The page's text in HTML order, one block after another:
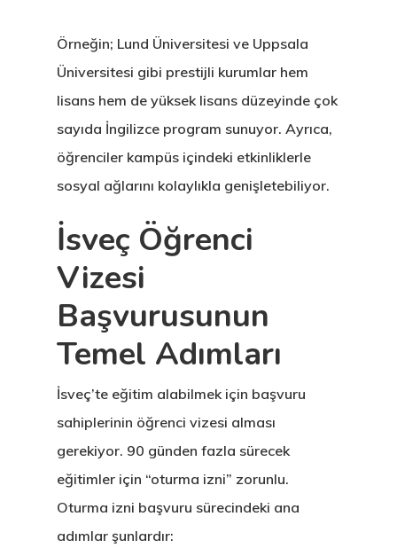
Örneğin; Lund Üniversitesi ve Uppsala
Üniversitesi gibi prestijli kurumlar hem
lisans hem de yüksek lisans düzeyinde çok
sayıda İngilizce program sunuyor. Ayrıca,
öğrenciler kampüs içindeki etkinliklerle
sosyal ağlarını kolaylıkla genişletebiliyor.
İsveç Öğrenci
Vizesi
Başvurusunun
Temel Adımları
İsveç’te eğitim alabilmek için başvuru
sahiplerinin öğrenci vizesi alması
gerekiyor. 90 günden fazla sürecek
eğitimler için “oturma izni” zorunlu.
Oturma izni başvuru sürecindeki ana
adımlar şunlardır: